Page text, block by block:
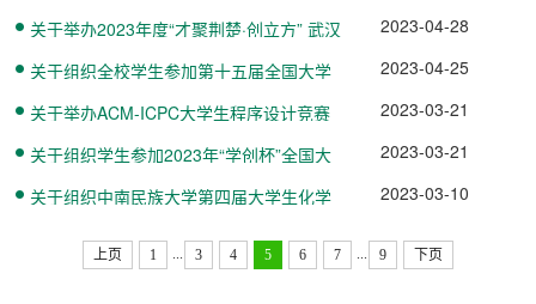
关于举办2023年度“才聚荆楚·创立方” 武汉
2023-04-28
关于组织全校学生参加第十五届全国大学
2023-04-25
关于举办ACM-ICPC大学生程序设计竞赛
2023-03-21
关于组织学生参加2023年“学创杯”全国大
2023-03-21
关于组织中南民族大学第四届大学生化学
2023-03-10
上页 1 3 4 5 6 7 9 下页